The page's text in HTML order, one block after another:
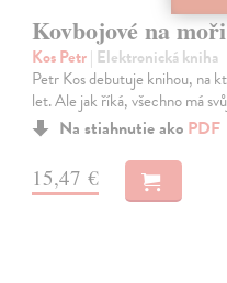
Kovbojové na moři
Kos Petr| Elektronická kniha
Petr Kos debutuje knihou, na
let. Ale jak říká, všechno má
Na stiahnutie ako PDF
15,47 €